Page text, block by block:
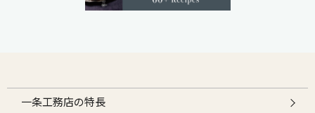
一条工務店の特長